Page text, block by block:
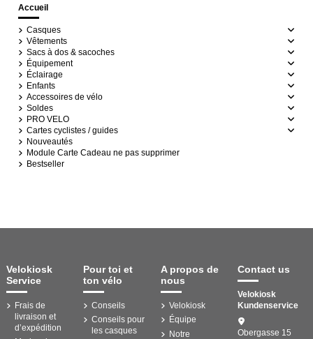
Accueil
Casques
Vêtements
Sacs à dos & sacoches
Équipement
Éclairage
Enfants
Accessoires de vélo
Soldes
PRO VELO
Cartes cyclistes / guides
Nouveautés
Module Carte Cadeau ne pas supprimer
Bestseller
Velokiosk
Service
Frais de
livraison et
d’expédition
Pour toi et
ton vélo
Conseils
Conseils pour
les casques
A propos de
nous
Velokiosk
Équipe
Notre
Contact us
Velokiosk
Kundenservice
Obergasse 15